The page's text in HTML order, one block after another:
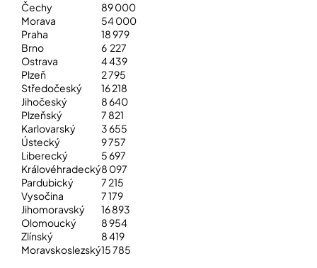
Čechy
89 000
Morava
54 000
Praha
18 979
Brno
6 227
Ostrava
4 439
Plzeň
2 795
Středočeský
16 218
Jihočeský
8 640
Plzeňský
7 821
Karlovarský
3 655
Ústecký
9 757
Liberecký
5 697
Královéhradecký8 097
Pardubický
7 215
Vysočina
7 179
Jihomoravský
16 893
Olomoucký
8 954
Zlínský
8 419
Moravskoslezský15 785